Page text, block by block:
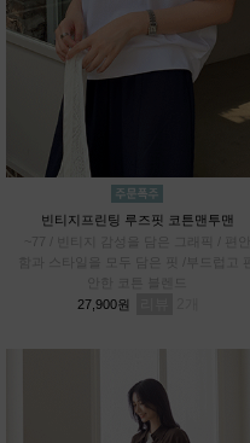
빈티지프린팅 루즈핏 코튼맨투맨
~77 / 빈티지 감성을 담은 그래픽 / 편안
함과 스타일을 모두 담은 핏 /부드럽고 편
27,900원